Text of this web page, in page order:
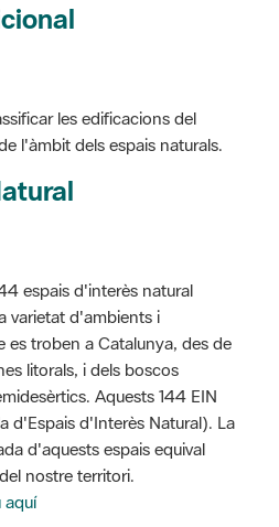
les edificacions del
l'àmbit dels espais naturals.
espais d'interès natural
varietat d'ambients i
es troben a Catalunya, des de
litorals, i dels boscos
Aquests 144 EIN
d'Espais d'Interès Natural). La
d'aquests espais equival
nostre territori.
aquí